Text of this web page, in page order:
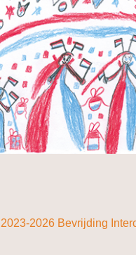
5
2026 Bevrijding